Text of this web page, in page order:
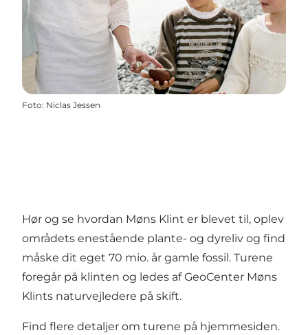
Foto: Niclas Jessen
Hør og se hvordan Møns Klint er blevet til, oplev
områdets enestående plante- og dyreliv og find
måske dit eget 70 mio. år gamle fossil. Turene
foregår på klinten og ledes af GeoCenter Møns
Klints naturvejledere på skift.
Find flere detaljer om turene på hjemmesiden.